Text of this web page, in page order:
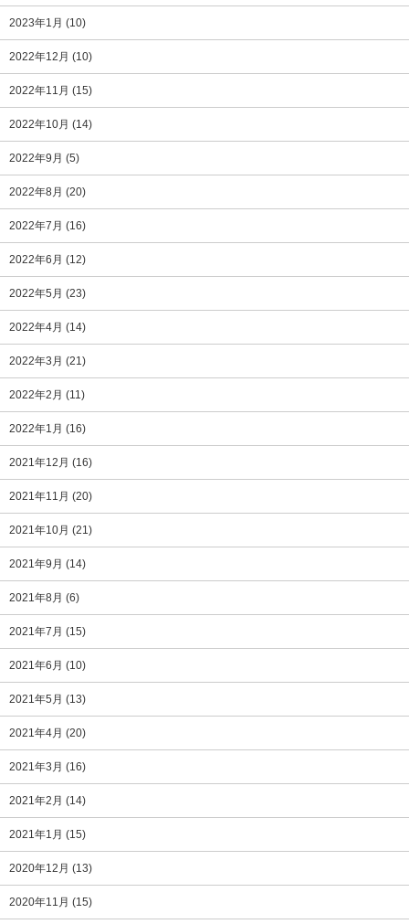
2023年1月 (10)
2022年12月 (10)
2022年11月 (15)
2022年10月 (14)
2022年9月 (5)
2022年8月 (20)
2022年7月 (16)
2022年6月 (12)
2022年5月 (23)
2022年4月 (14)
2022年3月 (21)
2022年2月 (11)
2022年1月 (16)
2021年12月 (16)
2021年11月 (20)
2021年10月 (21)
2021年9月 (14)
2021年8月 (6)
2021年7月 (15)
2021年6月 (10)
2021年5月 (13)
2021年4月 (20)
2021年3月 (16)
2021年2月 (14)
2021年1月 (15)
2020年12月 (13)
2020年11月 (15)